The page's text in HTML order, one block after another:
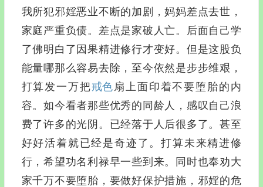
我所犯邪婬恶业不断的加剧，妈妈差点去世，
家庭严重负债。差点是家破人亡。后面自己学
了佛明白了因果精进修行才变好。但是这股负
能量哪那么容易去除，至今依然是步步维艰，
打算发一万把戒色扇上面印着不要堕胎的内
容。如今看者那些优秀的同龄人，感叹自己浪
费了许多的光阴。已经落于人后很多了。甚至
好好活着就已经是奇迹了。打算未来精进修
行，希望功名利禄早一些到来。同时也奉劝大
家千万不要堕胎，要做好保护措施，邪婬的危